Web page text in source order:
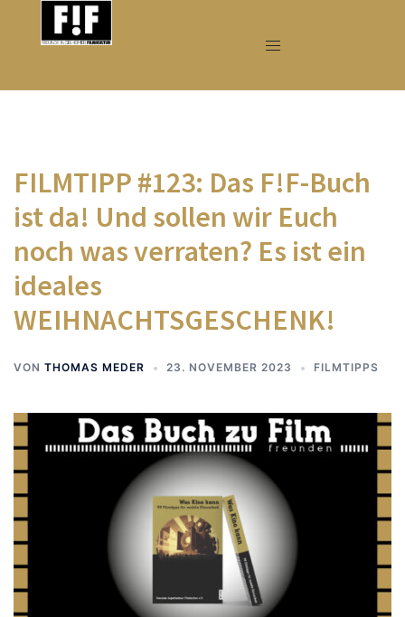
FILMTIPP #123: Das F!F-Buch
ist da! Und sollen wir Euch
noch was verraten? Es ist ein
ideales
WEIHNACHTSGESCHENK!
VON THOMAS MEDER 23. NOVEMBER 2023 FILMTIPPS